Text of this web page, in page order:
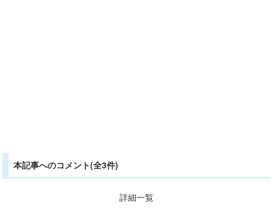
本記事へのコメント(全3件)
詳細一覧